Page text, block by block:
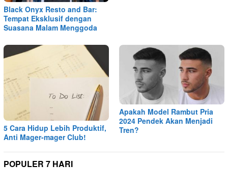
Black Onyx Resto and Bar:
Tempat Eksklusif dengan
Suasana Malam Menggoda
5 Cara Hidup Lebih Produktif,
Anti Mager-mager Club!
Apakah Model Rambut Pria
2024 Pendek Akan Menjadi
Tren?
POPULER 7 HARI